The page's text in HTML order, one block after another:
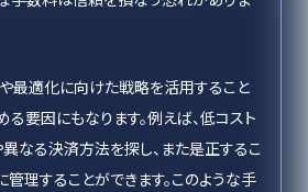
最適化に向けた戦略を活用すること
要因にもなります。例えば、低コスト
なる決済方法を探し、また是正するこ
管理することができます。このような手